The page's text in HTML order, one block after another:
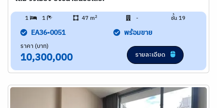
1 1 47 m2 - ชั้น 19
EA36-0051 พร้อมขาย
ราคา (บาท)
10,300,000 รายละเอียด